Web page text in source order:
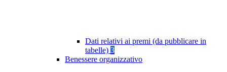
Dati relativi ai premi (da pubblicare in
tabelle) 3
Benessere organizzativo